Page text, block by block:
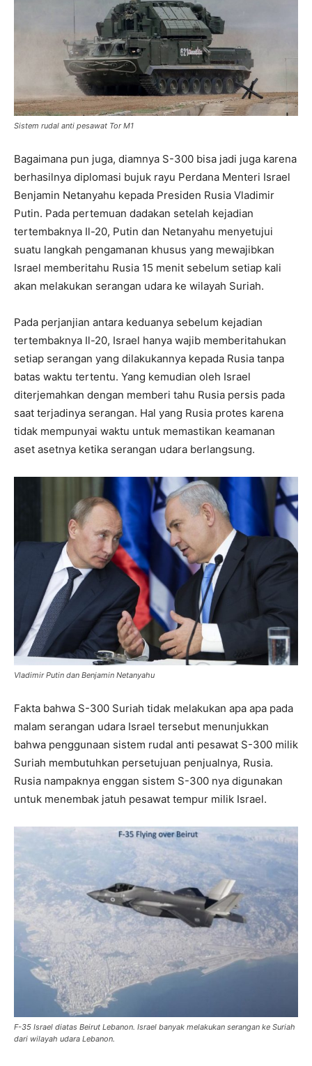
Sistem rudal anti pesawat Tor M1
Bagaimana pun juga, diamnya S-300 bisa jadi juga karena
berhasilnya diplomasi bujuk rayu Perdana Menteri Israel
Benjamin Netanyahu kepada Presiden Rusia Vladimir
Putin. Pada pertemuan dadakan setelah kejadian
tertembaknya Il-20, Putin dan Netanyahu menyetujui
suatu langkah pengamanan khusus yang mewajibkan
Israel memberitahu Rusia 15 menit sebelum setiap kali
akan melakukan serangan udara ke wilayah Suriah.
Pada perjanjian antara keduanya sebelum kejadian
tertembaknya Il-20, Israel hanya wajib memberitahukan
setiap serangan yang dilakukannya kepada Rusia tanpa
batas waktu tertentu. Yang kemudian oleh Israel
diterjemahkan dengan memberi tahu Rusia persis pada
saat terjadinya serangan. Hal yang Rusia protes karena
tidak mempunyai waktu untuk memastikan keamanan
aset asetnya ketika serangan udara berlangsung.
Vladimir Putin dan Benjamin Netanyahu
Fakta bahwa S-300 Suriah tidak melakukan apa apa pada
malam serangan udara Israel tersebut menunjukkan
bahwa penggunaan sistem rudal anti pesawat S-300 milik
Suriah membutuhkan persetujuan penjualnya, Rusia.
Rusia nampaknya enggan sistem S-300 nya digunakan
untuk menembak jatuh pesawat tempur milik Israel.
F-35 Israel diatas Beirut Lebanon. Israel banyak melakukan serangan ke Suriah
dari wilayah udara Lebanon.